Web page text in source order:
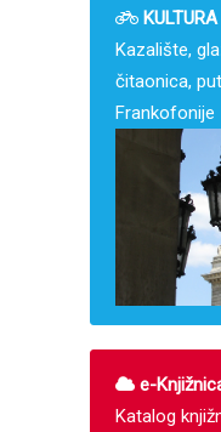
KULTURA
Kazalište,
čitaonica,
Frankofonije
e-
Katalog